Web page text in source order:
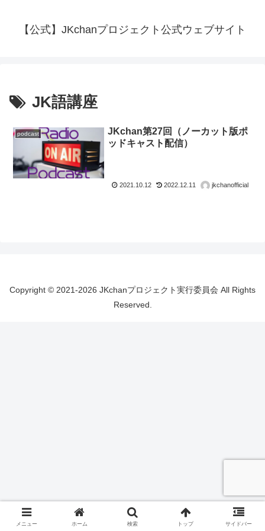
【公式】JKchanプロジェクト公式ウェブサイト
JK語講座
podcast
JKchan第27回（ノーカット版ポ
ッドキャスト配信）
2021.10.12 2022.12.11 jkchanofficial
Copyright © 2021-2026 JKchanプロジェクト実行委員会 All Rights
Reserved.
メニュー ホーム 検索 トップ サイドバー